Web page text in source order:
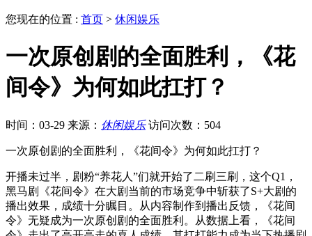
您现在的位置 : 首页 > 休闲娱乐
一次原创剧的全面胜利，《花
间令》为何如此扛打？
时间：03-29 来源： 休闲娱乐 访问次数：504
一次原创剧的全面胜利，《花间令》为何如此扛打？
开播未过半，剧粉“养花人”们就开始了二刷三刷，这个Q1，
黑马剧《花间令》在大剧当前的市场竞争中斩获了S+大剧的
播出效果，成绩十分瞩目。从内容制作到播出反馈，《花间
令》无疑成为一次原创剧的全面胜利。从数据上看，《花间